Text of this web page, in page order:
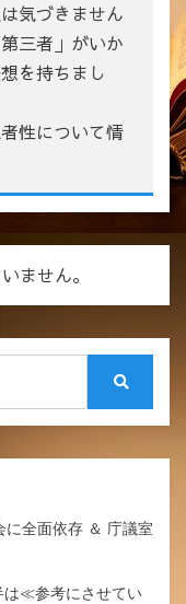
気づきません
三者」がいか
を持ちまし
性について情
ません。
に全面依存 ＆ 庁議室
は≪参考にさせてい